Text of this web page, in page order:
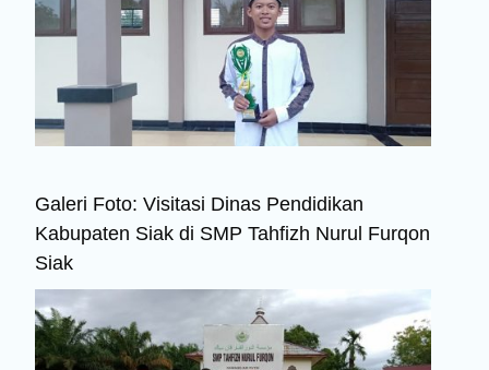
Galeri Foto: Visitasi Dinas Pendidikan
Kabupaten Siak di SMP Tahfizh Nurul Furqon
Siak